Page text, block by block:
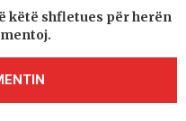
këtë shfletues për herën